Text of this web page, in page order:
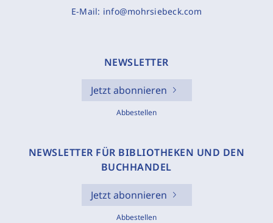
E-Mail: info@mohrsiebeck.com
NEWSLETTER
Jetzt abonnieren
Abbestellen
NEWSLETTER FÜR BIBLIOTHEKEN UND DEN
BUCHHANDEL
Jetzt abonnieren
Abbestellen